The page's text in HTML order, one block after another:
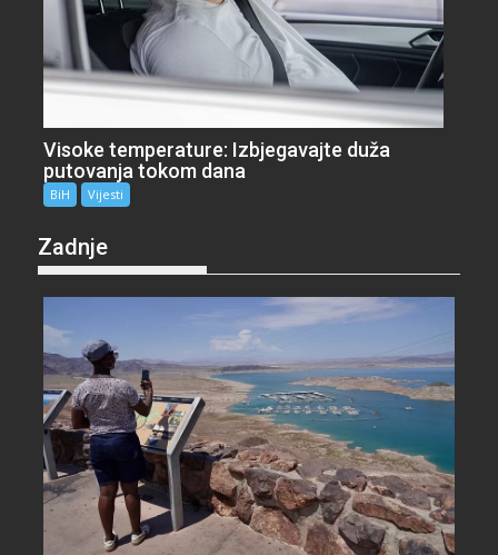
Visoke temperature: Izbjegavajte duža
putovanja tokom dana
BiH Vijesti
Zadnje